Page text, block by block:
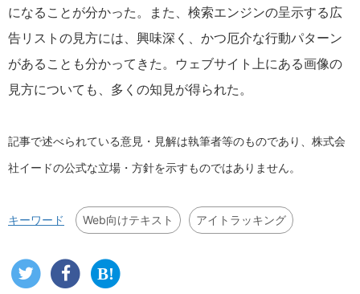
になることが分かった。また、検索エンジンの呈示する広
告リストの見方には、興味深く、かつ厄介な行動パターン
があることも分かってきた。ウェブサイト上にある画像の
見方についても、多くの知見が得られた。
記事で述べられている意見・見解は執筆者等のものであり、株式会
社イードの公式な立場・方針を示すものではありません。
キーワード Web向けテキスト アイトラッキング